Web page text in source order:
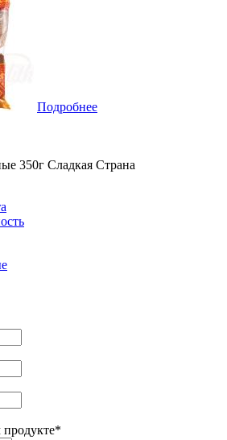
Подробнее
350г Сладкая Страна
*